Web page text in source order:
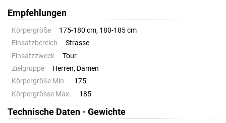
Empfehlungen
Körpergröße
175-180 cm, 180-185 cm
Einsatzbereich
Strasse
Einsatzzweck
Tour
Zielgruppe
Herren, Damen
Körpergröße Min.
175
Körpergrösse Max.
185
Technische Daten - Gewichte